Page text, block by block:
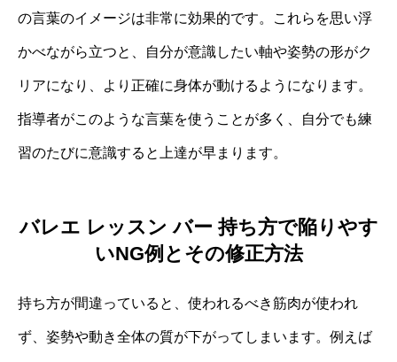
の言葉のイメージは非常に効果的です。これらを思い浮
かべながら立つと、自分が意識したい軸や姿勢の形がク
リアになり、より正確に身体が動けるようになります。
指導者がこのような言葉を使うことが多く、自分でも練
習のたびに意識すると上達が早まります。
バレエ レッスン バー 持ち方で陥りやす
いNG例とその修正方法
持ち方が間違っていると、使われるべき筋肉が使われ
ず、姿勢や動き全体の質が下がってしまいます。例えば